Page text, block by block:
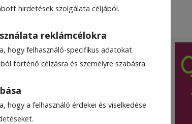
hirdetések szolgálata céljából.
reklámcélokra
hogy felhasználó-specifikus adatokat
történő célzásra és személyre szabásra.
hogy a felhasználó érdekei és viselkedése
ellen
esztendő a jégkorong Erste
tabellán elfoglalt hely közti